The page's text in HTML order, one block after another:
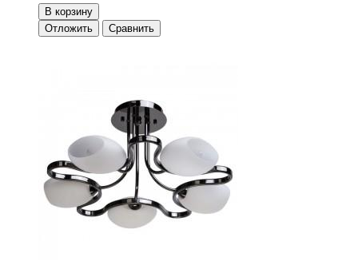
В корзину
Отложить
Сравнить